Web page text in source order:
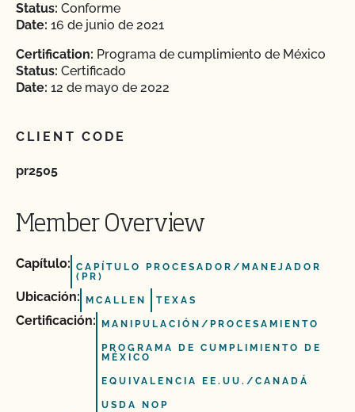
Status: Conforme
Date: 16 de junio de 2021
Certification: Programa de cumplimiento de México
Status: Certificado
Date: 12 de mayo de 2022
CLIENT CODE
pr2505
Member Overview
Capítulo: CAPÍTULO PROCESADOR/MANEJADOR
(PR)
Ubicación: MCALLEN TEXAS
Certificación: MANIPULACIÓN/PROCESAMIENTO
PROGRAMA DE CUMPLIMIENTO DE
MÉXICO
EQUIVALENCIA EE.UU./CANADÁ
USDA NOP